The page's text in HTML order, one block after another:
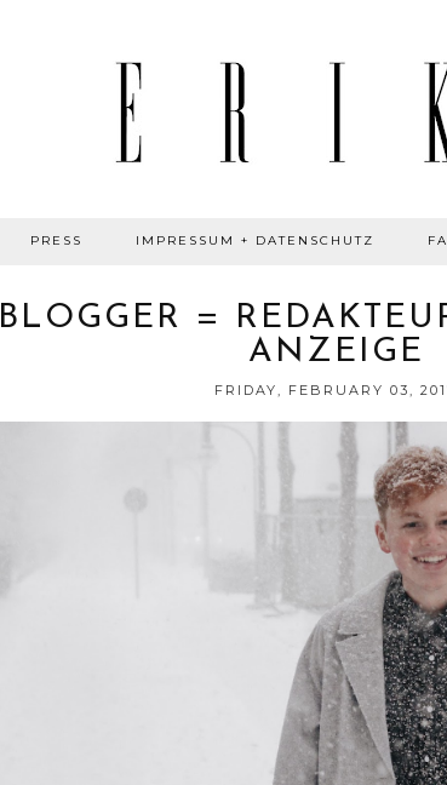
PRESS IMPRESSUM + DATENSCHUTZ
BLOGGER =
ANZEIGE
FRIDAY, FEBRUARY 03,